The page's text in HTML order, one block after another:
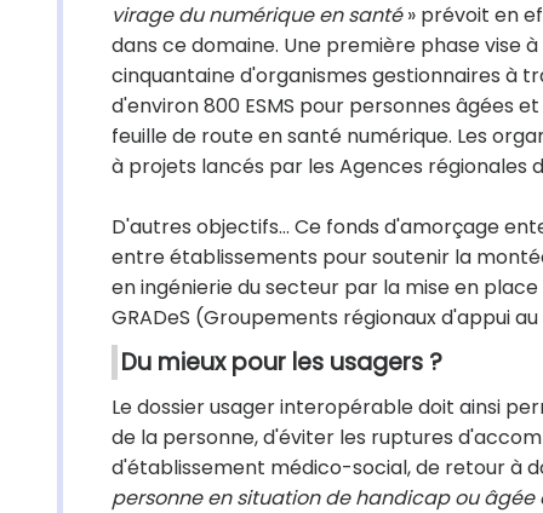
virage du numérique en santé» prévoit en
dans ce domaine. Une première phase vise
cinquantaine d'organismes gestionnaires à
d'environ 800 ESMS pour personnes âgées
feuille de route en santé numérique. Les
à projets lancés par les Agences régionales
D'autres objectifs… Ce fonds d'amorçage
entre établissements pour soutenir la
en ingénierie du secteur par la mise en
GRADeS (Groupements régionaux d'appui
Du mieux pour les usagers ?
Le dossier usager interopérable doit ainsi
de la personne, d'éviter les ruptures
d'établissement médico-social, de retour à
personne en situation de handicap ou